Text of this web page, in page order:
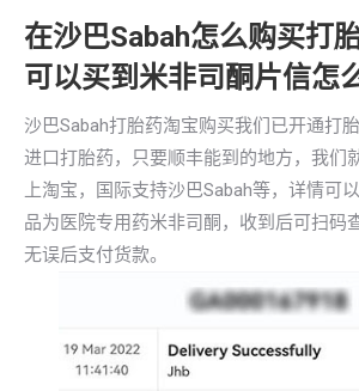
在沙巴Sabah怎么购买打
可以买到米非司酮片信怎
沙巴Sabah打胎药淘宝购买我们已开通打
进口打胎药，只要顺丰能到的地方，我们
上淘宝，国际支持沙巴Sabah等，详情可
品为医院专用药米非司酮，收到后可扫码
无误后支付货款。